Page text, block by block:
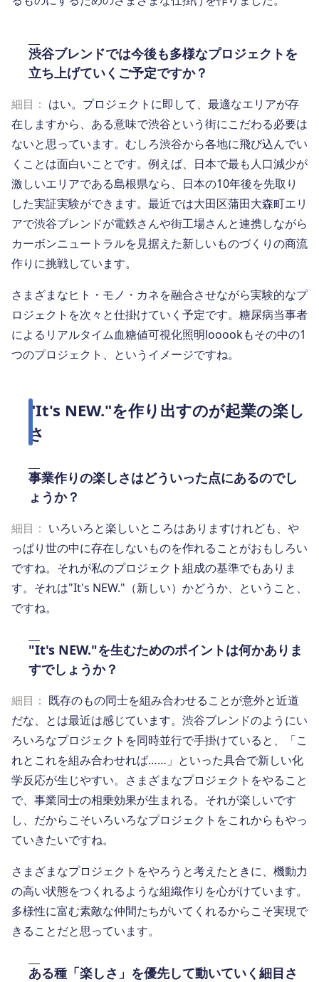
渋谷ブレンドでは今後も多様なプロジェクトを
立ち上げていくご予定ですか？
細目： はい。プロジェクトに即して、最適なエリアが存
在しますから、ある意味で渋谷という街にこだわる必要は
ないと思っています。むしろ渋谷から各地に飛び込んでい
くことは面白いことです。例えば、日本で最も人口減少が
激しいエリアである島根県なら、日本の10年後を先取り
した実証実験ができます。最近では大田区蒲田大森町エリ
アで渋谷ブレンドが電鉄さんや街工場さんと連携しながら
カーボンニュートラルを見据えた新しいものづくりの商流
作りに挑戦しています。
さまざまなヒト・モノ・カネを融合させながら実験的なプ
ロジェクトを次々と仕掛けていく予定です。糖尿病当事者
によるリアルタイム血糖値可視化照明looookもその中の1
つのプロジェクト、というイメージですね。
"It's NEW."を作り出すのが起業の楽し
さ
事業作りの楽しさはどういった点にあるのでし
ょうか？
細目： いろいろと楽しいところはありますけれども、や
っぱり世の中に存在しないものを作れることがおもしろい
ですね。それが私のプロジェクト組成の基準でもありま
す。それは"It's NEW."（新しい）かどうか、ということ、
ですね。
"It's NEW."を生むためのポイントは何かありま
すでしょうか？
細目： 既存のもの同士を組み合わせることが意外と近道
だな、とは最近は感じています。渋谷ブレンドのようにい
ろいろなプロジェクトを同時並行で手掛けていると、「こ
れとこれを組み合わせれば……」といった具合で新しい化
学反応が生じやすい。さまざまなプロジェクトをやること
で、事業同士の相乗効果が生まれる。それが楽しいです
し、だからこそいろいろなプロジェクトをこれからもやっ
ていきたいですね。
さまざまなプロジェクトをやろうと考えたときに、機動力
の高い状態をつくれるような組織作りを心がけています。
多様性に富む素敵な仲間たちがいてくれるからこそ実現で
きることだと思っています。
ある種「楽しさ」を優先して動いていく細目さ